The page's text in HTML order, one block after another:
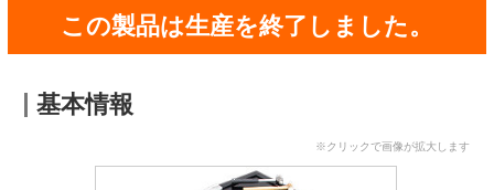
この製品は生産を終了しました。
基本情報
※クリックで画像が拡大します